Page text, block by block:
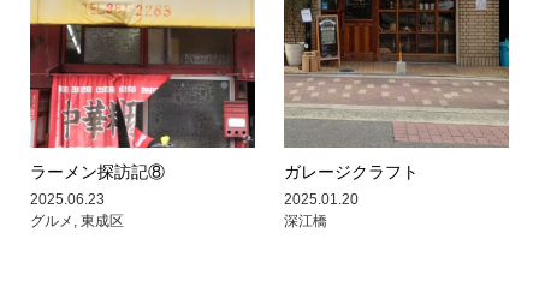
ラーメン探訪記⑧
2025.06.23
グルメ 東成区
ガレージクラフト
2025.01.20
深江橋